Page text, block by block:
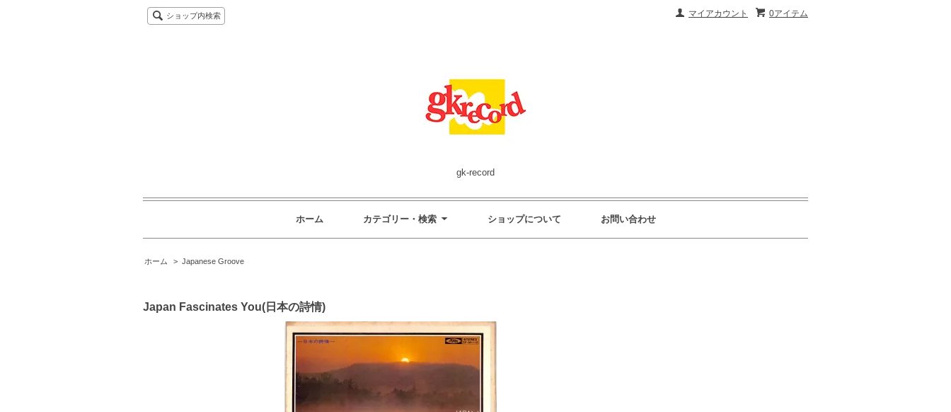
0アイテム
マイアカウント
ショップ内検索
gk-record
ホーム カテゴリー・検索 ショップについて お問い合わせ
ホーム > Japanese Groove
Japan Fascinates You(日本の詩情)